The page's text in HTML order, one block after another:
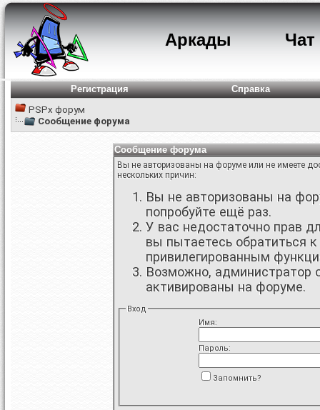
Аркады Чат
Регистрация
Справка
PSPx форум
Сообщение форума
Сообщение форума
Вы не авторизованы на форуме или не имеете
нескольких причин:
Вы не авторизованы на
попробуйте ещё раз.
У вас недостаточно прав
вы пытаетесь обратиться
привилегированным
Возможно, администратор
активированы на форуме.
Вход
Имя:
Пароль:
Запомнить?